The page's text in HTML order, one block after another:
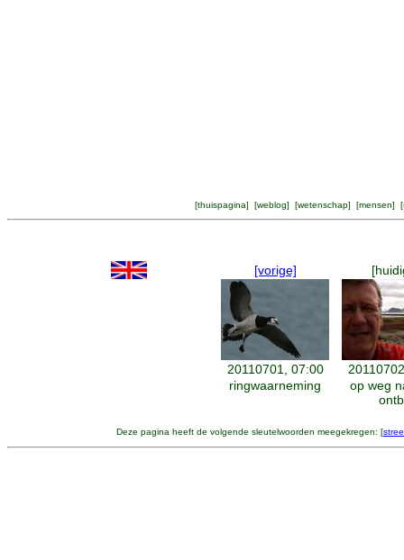
[thuispagina] [weblog] [wetenschap] [mensen] [
[vorige]
20110701, 07:00
ringwaarneming
op weg
Deze pagina heeft de volgende sleutelwoorden meegekregen: [